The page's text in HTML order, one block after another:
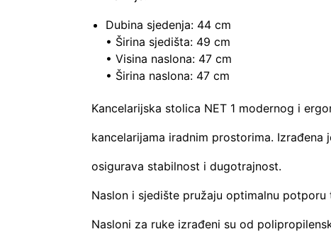
Dubina sjedenja: 44 cm
• Širina sjedišta: 49 cm
• Visina naslona: 47 cm
• Širina naslona: 47 cm
Kancelarijska stolica NET 1 modernog i
kancelarijama iradnim prostorima.
osigurava stabilnost i dugotrajnost.
Naslon i sjedište pružaju optimalnu
Nasloni za ruke izrađeni su od